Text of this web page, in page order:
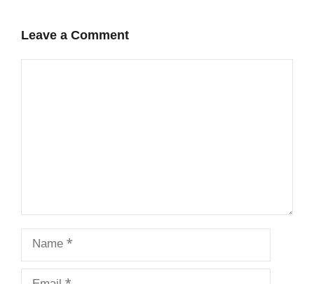
Leave a Comment
Name
Email